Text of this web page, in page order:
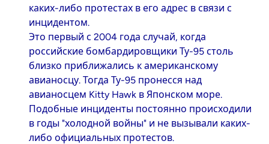
каких-либо протестах в его адрес в связи с
инцидентом.
Это первый с 2004 года случай, когда
российские бомбардировщики Ту-95 столь
близко приближались к американскому
авианосцу. Тогда Ту-95 пронесся над
авианосцем Kitty Hawk в Японском море.
Подобные инциденты постоянно происходили
в годы "холодной войны" и не вызывали каких-
либо официальных протестов.